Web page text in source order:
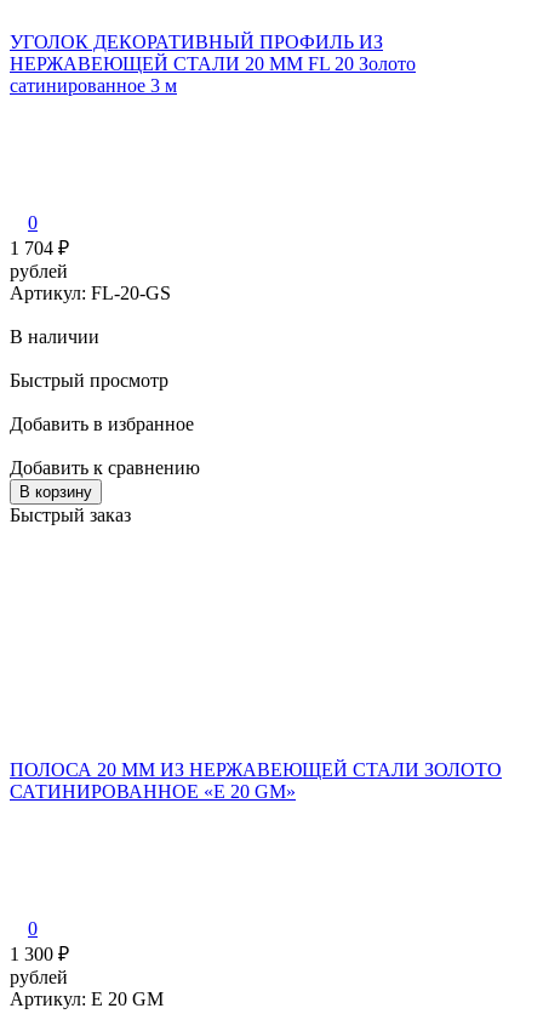
УГОЛОК ДЕКОРАТИВНЫЙ ПРОФИЛЬ ИЗ
НЕРЖАВЕЮЩЕЙ СТАЛИ 20 ММ FL 20 Золото
сатинированное 3 м
0
1 704 ₽
рублей
Артикул: FL-20-GS
В наличии
Быстрый просмотр
Добавить в избранное
Добавить к сравнению
В корзину
Быстрый заказ
ПОЛОСА 20 ММ ИЗ НЕРЖАВЕЮЩЕЙ СТАЛИ ЗОЛОТО
САТИНИРОВАННОЕ «E 20 GM»
0
1 300 ₽
рублей
Артикул: E 20 GM